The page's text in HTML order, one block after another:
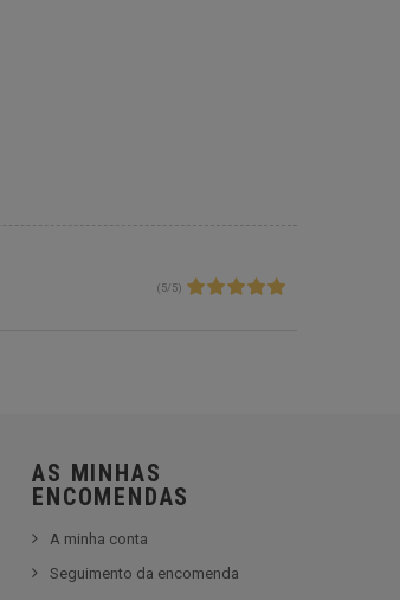
( 5/ 5)
AS MINHAS
ENCOMENDAS
A minha conta
Seguimento da encomenda